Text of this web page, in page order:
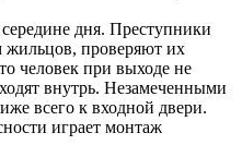
дня. Преступники
жильцов, проверяют их
человек при выходе не
внутрь. Незамеченными
всего к входной двери.
играет монтаж